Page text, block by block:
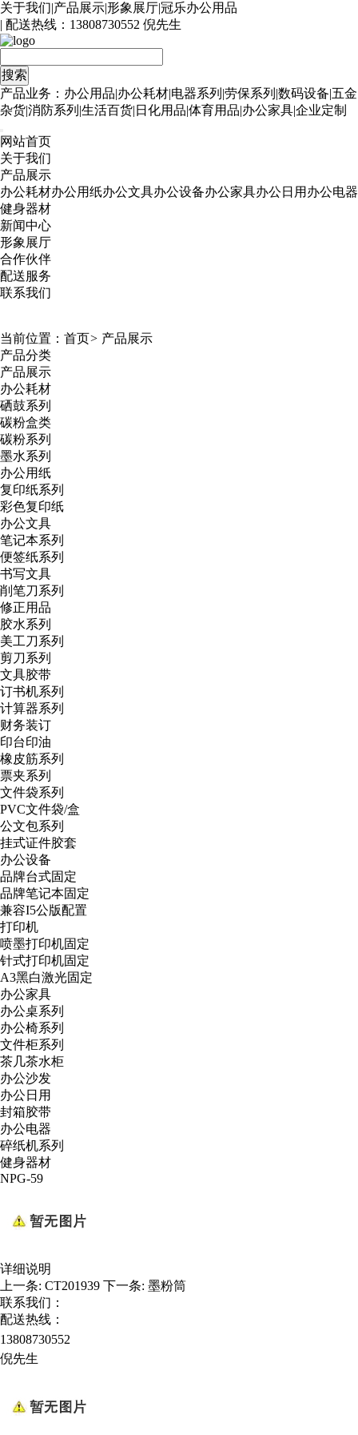
关于我们|产品展示|形象展厅|冠乐办公用品
| 配送热线： 13808730552 倪先生
产品业务：办公用品|办公耗材|电器系列|劳保系列|数码设备|五金
杂货|消防系列|生活百货|日化用品|体育用品|办公家具|企业定制
网站首页
关于我们
产品展示
办公耗材办公用纸办公文具办公设备办公家具办公日用 办公电器
健身器材
新闻中心
形象展厅
合作伙伴
配送服务
联系我们
当前位置： 首页> 产品展示
产品分类
产品展示
办公耗材
硒鼓系列
碳粉盒类
碳粉系列
墨水系列
办公用纸
复印纸系列
彩色复印纸
办公文具
笔记本系列
便签纸系列
书写文具
削笔刀系列
修正用品
胶水系列
美工刀系列
剪刀系列
文具胶带
订书机系列
计算器系列
财务装订
印台印油
橡皮筋系列
票夹系列
文件袋系列
PVC文件袋/盒
公文包系列
挂式证件胶套
办公设备
品牌台式固定
品牌笔记本固定
兼容I5公版配置
打印机
喷墨打印机固定
针式打印机固定
A3黑白激光固定
办公家具
办公桌系列
办公椅系列
文件柜系列
茶几茶水柜
办公沙发
办公日用
封箱胶带
办公电器
碎纸机系列
健身器材
NPG-59
详细说明
上一条: CT201939 下一条: 墨粉筒
联系我们：
配送热线：
13808730552
倪先生